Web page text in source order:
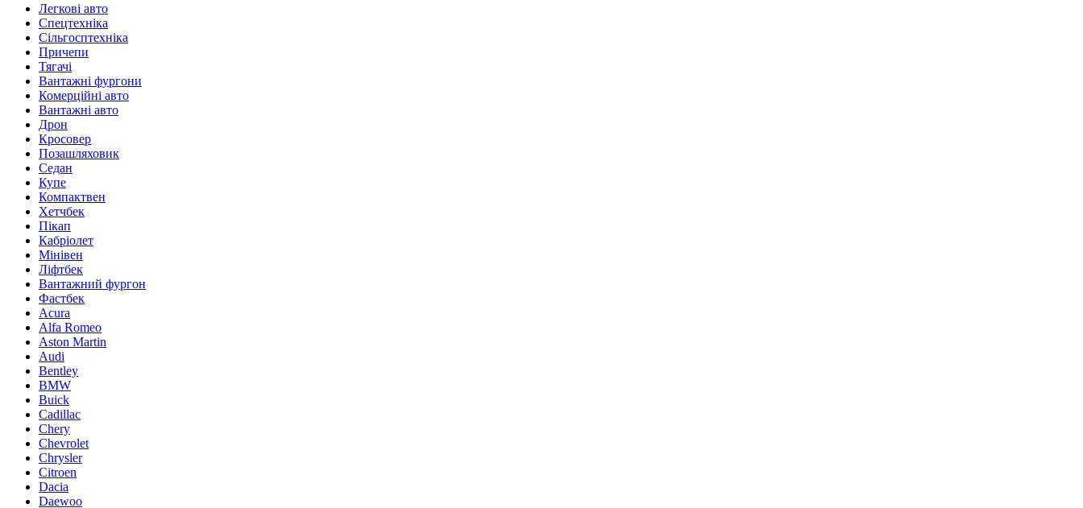
Легкові авто
Спецтехніка
Сільгосптехніка
Причепи
Тягачі
Вантажні фургони
Комерційні авто
Вантажні авто
Дрон
Кросовер
Позашляховик
Седан
Купе
Компактвен
Хетчбек
Пікап
Кабріолет
Мінівен
Ліфтбек
Вантажний фургон
Фастбек
Acura
Alfa Romeo
Aston Martin
Audi
Bentley
BMW
Buick
Cadillac
Chery
Chevrolet
Chrysler
Citroen
Dacia
Daewoo